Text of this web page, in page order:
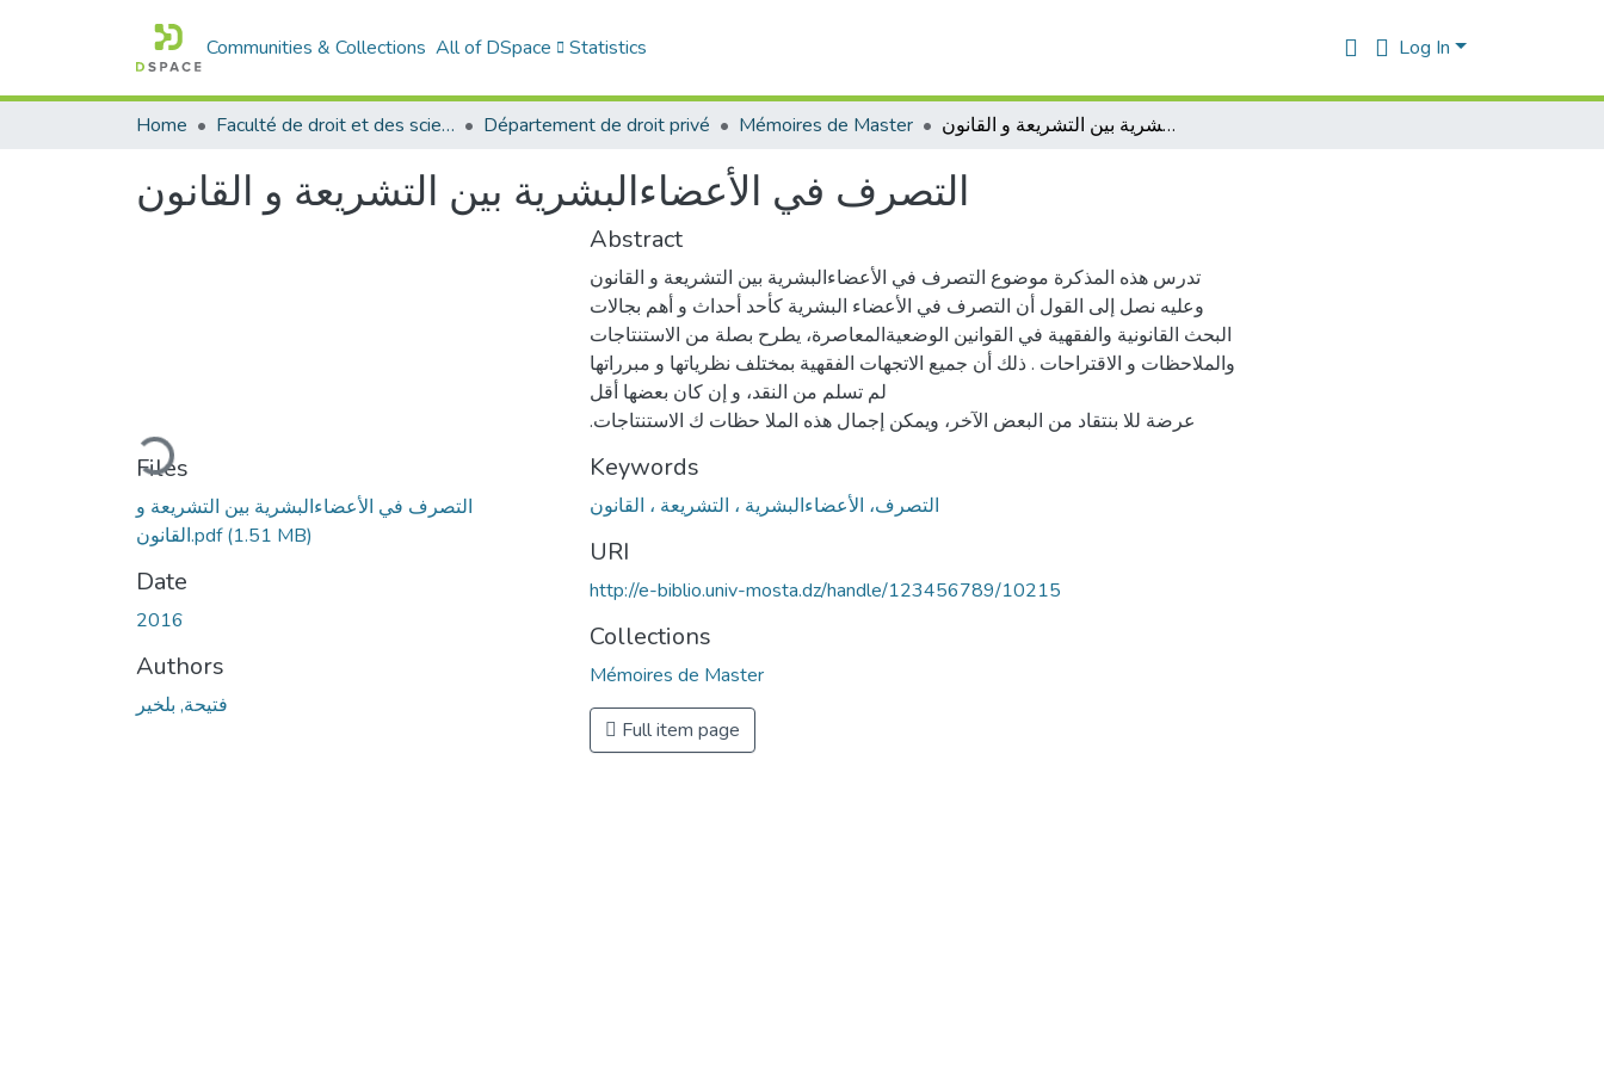
Communities & Collections All of DSpace Statistics Log In
Home Faculté de droit et des sciences politiques Département de droit privé Mémoires de Master التصرف في الأعضاءالبشرية بين التشريعة و القانون
التصرف في الأعضاءالبشرية بين التشريعة و القانون
Loading...
Files
التصرف في الأعضاءالبشرية بين التشريعة و
القانون.pdf(1.51 MB)
Date
2016
Authors
فتيحة, بلخير
Abstract
تدرس هذه المذكرة موضوع التصرف في الأعضاءالبشرية بين التشريعة و القانون
وعليه نصل إلى القول أن التصرف في الأعضاء البشرية كأحد أحداث و أهم بجالات
البحث القانونية والفقهية في القوانين الوضعيةالمعاصرة، يطرح بصلة من الاستنتاجات
والملاحظات و الاقتراحات . ذلك أن جميع الاتجهات الفقهية بمختلف نظرياتها و مبرراتها
لم تسلم من النقد، و إن كان بعضها أقل
.عرضة للا بنتقاد من البعض الآخر، ويمكن إجمال هذه الملا حظات ك الاستنتاجات
Keywords
التصرف، الأعضاءالبشرية ، التشريعة ، القانون
URI
http://e-biblio.univ-mosta.dz/handle/123456789/10215
Collections
Mémoires de Master
Full item page